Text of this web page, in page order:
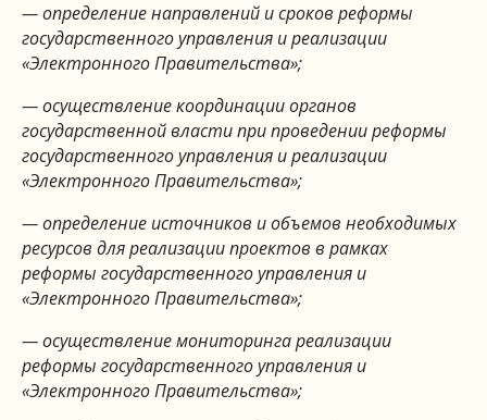
— определение направлений и сроков реформы
государственного управления и реализации
«Электронного Правительства»;
— осуществление координации органов
государственной власти при проведении реформы
государственного управления и реализации
«Электронного Правительства»;
— определение источников и объемов необходимых
ресурсов для реализации проектов в рамках
реформы государственного управления и
«Электронного Правительства»;
— осуществление мониторинга реализации
реформы государственного управления и
«Электронного Правительства»;